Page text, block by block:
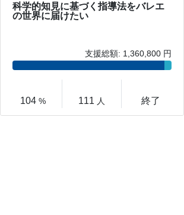
科学的知見に基づく指導法をバレエ
の世界に届けたい
支援総額: 1,360,800 円
104 % 111 人 終了